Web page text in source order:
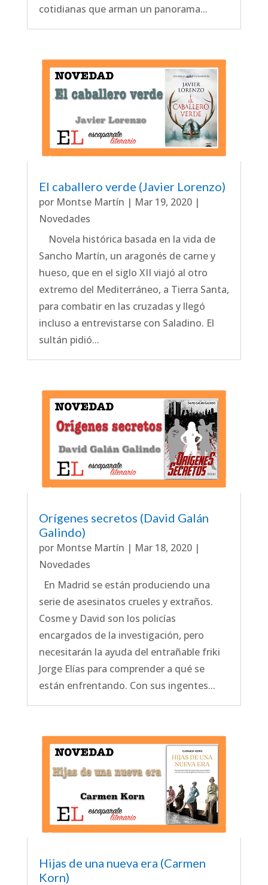
cotidianas que arman un panorama...
El caballero verde (Javier Lorenzo)
por Montse Martín | Mar 19, 2020|
Novedades
Novela histórica basada en la vida de
Sancho Martín, un aragonés de carne y
hueso, que en el siglo XII viajó al otro
extremo del Mediterráneo, a Tierra Santa,
para combatir en las cruzadas y llegó
incluso a entrevistarse con Saladino. El
sultán pidió...
Orígenes secretos (David Galán
Galindo)
por Montse Martín | Mar 18, 2020|
Novedades
En Madrid se están produciendo una
serie de asesinatos crueles y extraños.
Cosme y David son los policías
encargados de la investigación, pero
necesitarán la ayuda del entrañable friki
Jorge Elías para comprender a qué se
están enfrentando. Con sus ingentes...
Hijas de una nueva era (Carmen
Korn)